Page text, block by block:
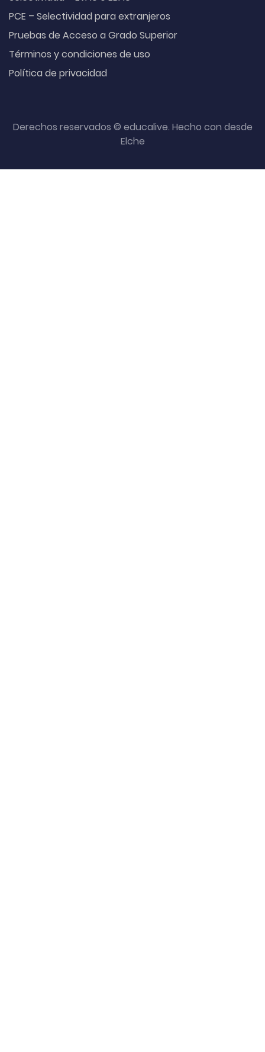
PCE – Selectividad para extranjeros
Pruebas de Acceso a Grado Superior
Términos y condiciones de uso
Política de privacidad
Derechos reservados © educalive. Hecho con desde
Elche